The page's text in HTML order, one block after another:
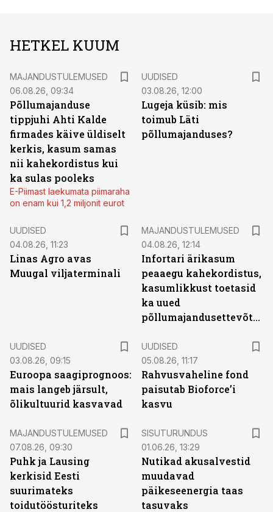
HETKEL KUUM
MAJANDUSTULEMUSED
06.08.26, 09:34
Põllumajanduse
tippjuhi Ahti Kalde
firmades käive üldiselt
kerkis, kasum samas
nii kahekordistus kui
ka sulas pooleks
E-Piimast laekumata piimaraha
on enam kui 1,2 miljonit eurot
UUDISED
03.08.26, 12:00
Lugeja küsib: mis
toimub Läti
põllumajanduses?
UUDISED
04.08.26, 11:23
Linas Agro avas
Muugal viljaterminali
MAJANDUSTULEMUSED
04.08.26, 12:14
Infortari ärikasum
peaaegu kahekordistus,
kasumlikkust toetasid
ka uued
põllumajandusettevõtted
UUDISED
03.08.26, 09:15
Euroopa saagiprognoos:
mais langeb järsult,
õlikultuurid kasvavad
UUDISED
05.08.26, 11:17
Rahvusvaheline fond
paisutab Bioforce’i
kasvu
MAJANDUSTULEMUSED
07.08.26, 09:30
Puhk ja Lausing
kerkisid Eesti
suurimateks
toidutöösturiteks
SISUTURUNDUS
01.06.26, 13:29
Nutikad akusalvestid
muudavad
päikeseenergia taas
tasuvaks